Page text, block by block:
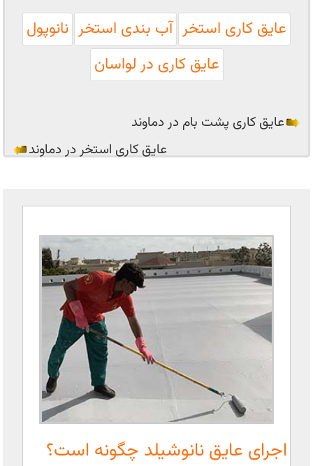
عایق کاری استخر آب بندی استخر نانوپول
عایق کاری در لواسان
عایق کاری پشت بام در دماوند
عایق کاری استخر در دماوند
اجرای عایق نانوشیلد چگونه است؟